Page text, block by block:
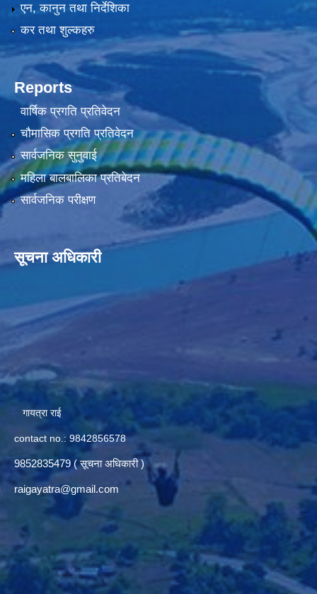
एन, कानुन तथा निर्देशिका
कर तथा शुल्कहरु
Reports
वार्षिक प्रगति प्रतिवेदन
चौमासिक प्रगति प्रतिवेदन
सार्वजनिक सुनुवाई
महिला बालबालिका प्रतिबेदन
सार्वजनिक परीक्षण
सूचना अधिकारी
गायत्रा राई
contact no.: 9842856578
9852835479 ( सूचना अधिकारी )
raigayatra@gmail.com